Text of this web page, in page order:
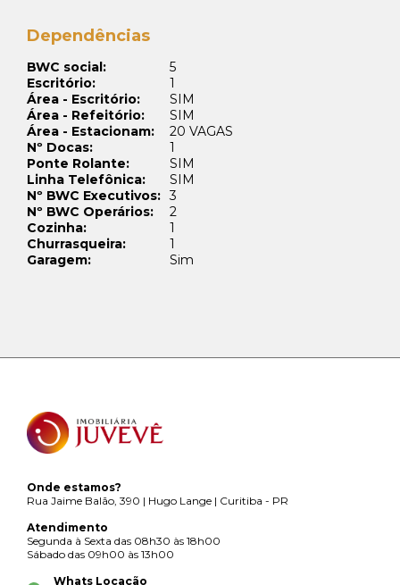
Dependências
BWC social:
5
Escritório:
1
Área - Escritório:
SIM
Área - Refeitório:
SIM
Área - Estacionam:
20 VAGAS
Nº Docas:
1
Ponte Rolante:
SIM
Linha Telefônica:
SIM
Nº BWC Executivos: 3
Nº BWC Operários:
2
Cozinha:
1
Churrasqueira:
1
Garagem:
Sim
Onde estamos?
Rua Jaime Balão, 390 | Hugo Lange | Curitiba - PR
Atendimento
Segunda à Sexta das 08h30 às 18h00
Sábado das 09h00 às 13h00
Whats Locação